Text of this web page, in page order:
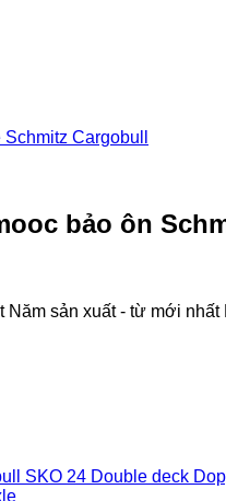
Cargobull
bảo ôn
Năm sản xuất - từ mới nhất